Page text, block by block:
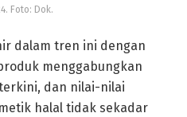
Foto: Dok.
dalam tren ini dengan
menggabungkan
dan nilai-nilai
halal tidak sekadar